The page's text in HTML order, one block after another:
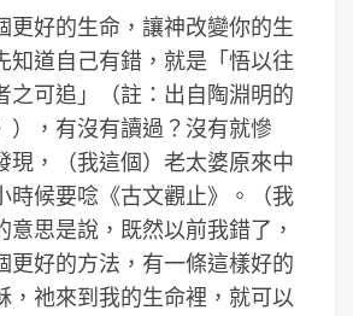
更好的生命，讓神改變你的生
知道自己有錯，就是「悟以往
之可追」（註：出自陶淵明的
），有沒有讀過？沒有就慘
現，（我這個）老太婆原來中
時候要唸《古文觀止》。（我
意思是說，既然以前我錯了，
更好的方法，有一條這樣好的
，祂來到我的生命裡，就可以